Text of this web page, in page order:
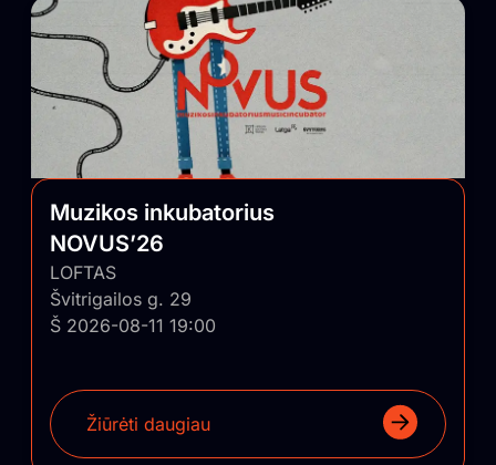
Muzikos inkubatorius
NOVUS’26
LOFTAS
Švitrigailos g. 29
Š 2026-08-11 19:00
Žiūrėti daugiau